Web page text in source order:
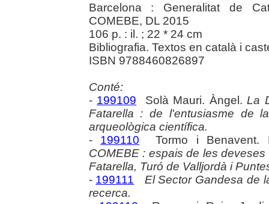
Barcelona : Generalitat de
COMEBE, DL 2015
106 p. : il. ; 22 * 24 cm
Bibliografia. Textos en català i
ISBN 9788460826897
Conté:
- 199109 Solà Mauri. Àngel.La
Fatarella : de l'entusiasme de
arqueològica científica.
- 199110 Tormo i Benavent.
COMEBE : espais de les
Fatarella, Turó de Valljordà i
- 199111
El Sector Gandesa de
recerca.